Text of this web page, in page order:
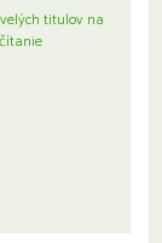
titulov na
čítanie